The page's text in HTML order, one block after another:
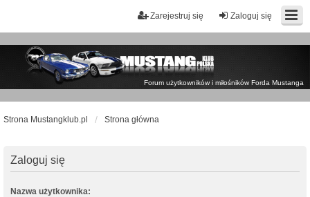
Zaloguj się
Zarejestruj się
Forum użytkowników i miłośników Forda Mustanga
Strona Mustangklub.pl Strona główna
Zaloguj się
Nazwa użytkownika: